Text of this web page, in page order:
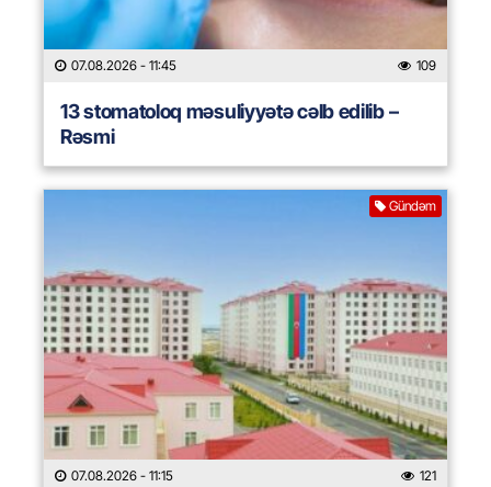
07.08.2026 - 11:45 109
13 stomatoloq məsuliyyətə cəlb edilib –
Rəsmi
Gündəm
07.08.2026 - 11:15 121